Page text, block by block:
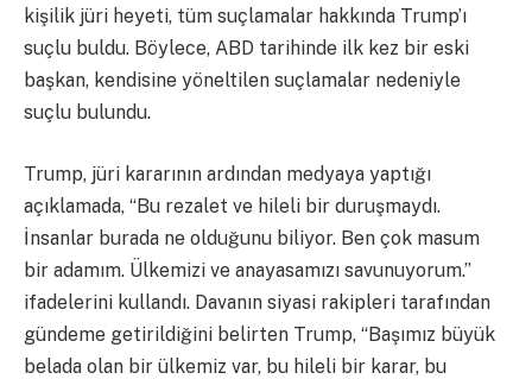
kişilik jüri heyeti, tüm suçlamalar hakkında Trump’ı
suçlu buldu. Böylece, ABD tarihinde ilk kez bir eski
başkan, kendisine yöneltilen suçlamalar nedeniyle
suçlu bulundu.
Trump, jüri kararının ardından medyaya yaptığı
açıklamada, “Bu rezalet ve hileli bir duruşmaydı.
İnsanlar burada ne olduğunu biliyor. Ben çok masum
bir adamım. Ülkemizi ve anayasamızı savunuyorum.”
ifadelerini kullandı. Davanın siyasi rakipleri tarafından
gündeme getirildiğini belirten Trump, “Başımız büyük
belada olan bir ülkemiz var, bu hileli bir karar, bu